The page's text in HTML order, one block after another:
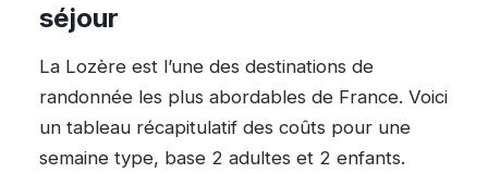
séjour
La Lozère est l’une des destinations de
randonnée les plus abordables de France. Voici
un tableau récapitulatif des coûts pour une
semaine type, base 2 adultes et 2 enfants.